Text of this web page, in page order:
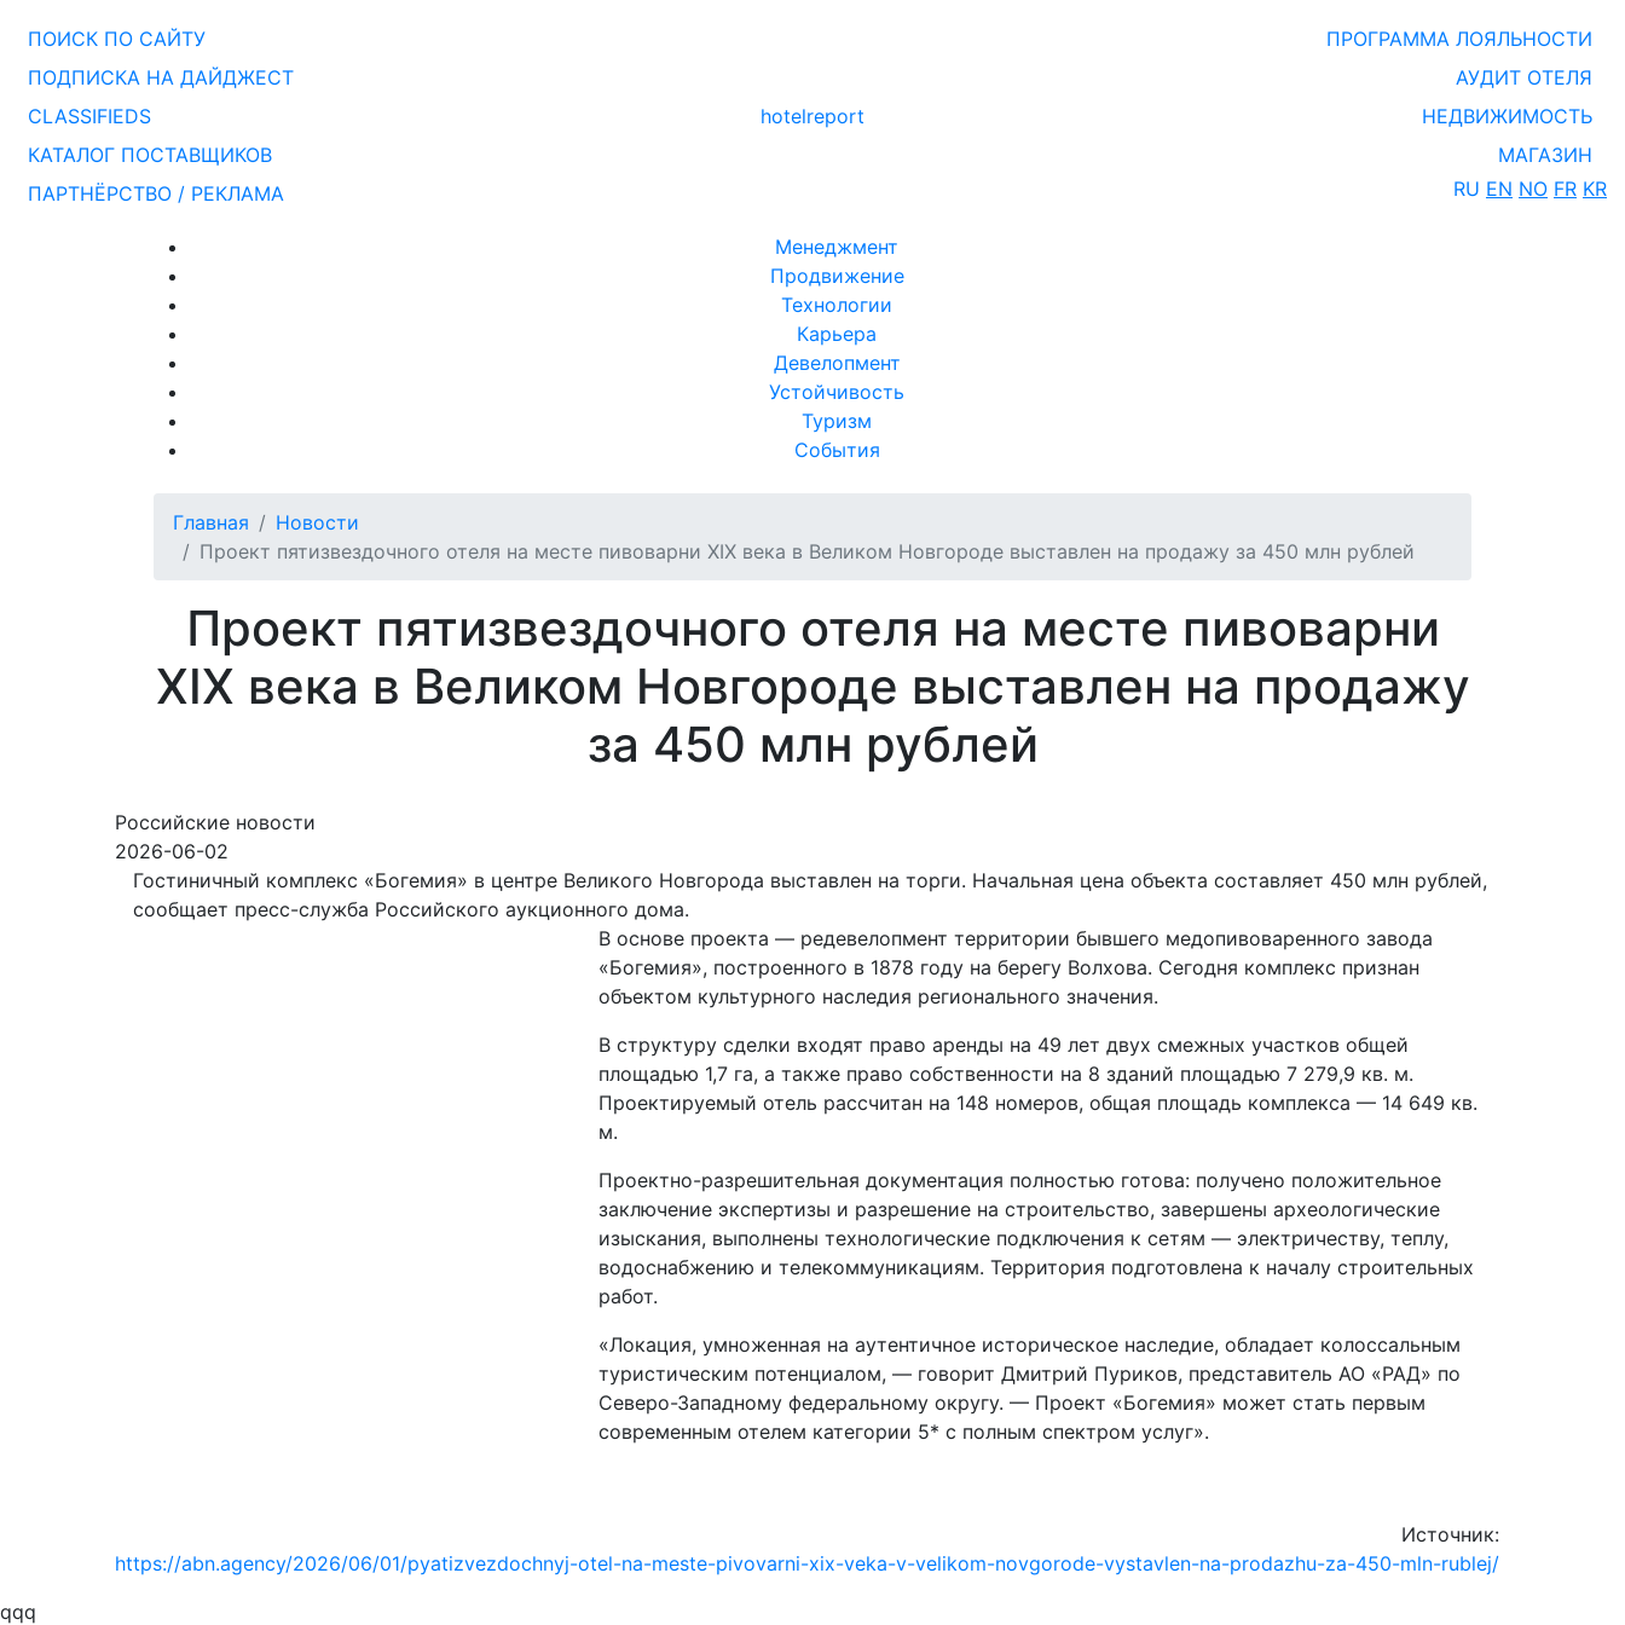
hotelreport
ПОИСК ПО САЙТУ
ПОДПИСКА НА ДАЙДЖЕСТ
CLASSIFIEDS
КАТАЛОГ ПОСТАВЩИКОВ
ПАРТНЁРСТВО / РЕКЛАМА
ПРОГРАММА ЛОЯЛЬНОСТИ
АУДИТ ОТЕЛЯ
НЕДВИЖИМОСТЬ
МАГАЗИН
RU EN NO FR KR
Менеджмент
Продвижение
Технологии
Карьера
Девелопмент
Устойчивость
Туризм
События
Главная
Новости
Проект пятизвездочного отеля на месте пивоварни XIX века в Великом Новгороде выставлен на продажу за 450 млн рублей
Проект пятизвездочного отеля на месте пивоварни
XIX века в Великом Новгороде выставлен на продажу
за 450 млн рублей
Российские новости
2026-06-02
Гостиничный комплекс «Богемия» в центре Великого Новгорода выставлен на торги. Начальная цена объекта составляет 450 млн рублей,
сообщает пресс-служба Российского аукционного дома.
В основе проекта — редевелопмент территории бывшего медопивоваренного завода
«Богемия», построенного в 1878 году на берегу Волхова. Сегодня комплекс признан
объектом культурного наследия регионального значения.
В структуру сделки входят право аренды на 49 лет двух смежных участков общей
площадью 1,7 га, а также право собственности на 8 зданий площадью 7 279,9 кв. м.
Проектируемый отель рассчитан на 148 номеров, общая площадь комплекса — 14 649 кв.
м.
Проектно-разрешительная документация полностью готова: получено положительное
заключение экспертизы и разрешение на строительство, завершены археологические
изыскания, выполнены технологические подключения к сетям — электричеству, теплу,
водоснабжению и телекоммуникациям. Территория подготовлена к началу строительных
работ.
«Локация, умноженная на аутентичное историческое наследие, обладает колоссальным
туристическим потенциалом, — говорит Дмитрий Пуриков, представитель АО «РАД» по
Северо-Западному федеральному округу. — Проект «Богемия» может стать первым
современным отелем категории 5* с полным спектром услуг».
Источник:
https://abn.agency/2026/06/01/pyatizvezdochnyj-otel-na-meste-pivovarni-xix-veka-v-velikom-novgorode-vystavlen-na-prodazhu-za-450-mln-rublej/
qqq